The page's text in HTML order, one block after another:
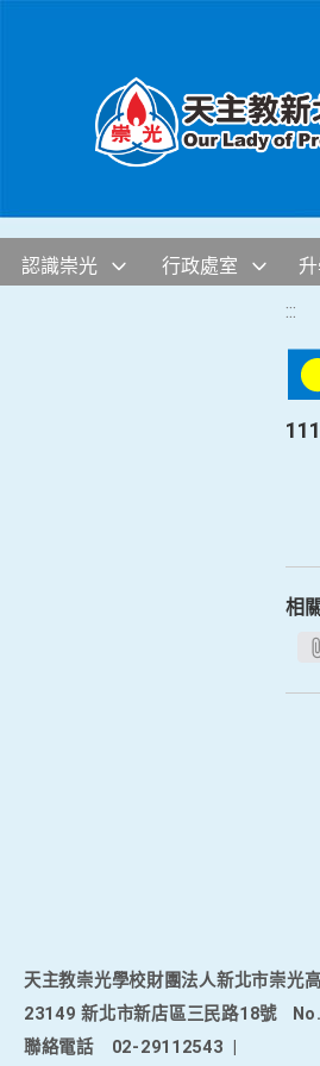
認識崇光 行政處室
:::
相
天主教崇光學校財團法人新北市崇光
23149 新北市新店區三民路18號
聯絡電話
02-29112543